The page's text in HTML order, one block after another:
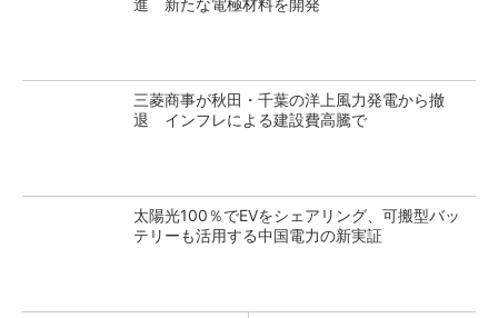
進 新たな電極材料を開発
三菱商事が秋田・千葉の洋上風力発電から撤
退 インフレによる建設費高騰で
太陽光100％でEVをシェアリング、可搬型バッ
テリーも活用する中国電力の新実証